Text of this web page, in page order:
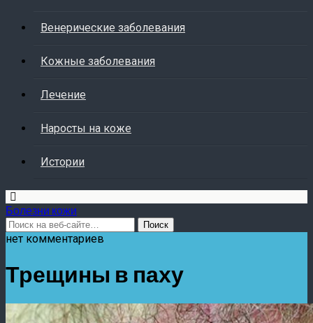
Венерические заболевания
Кожные заболевания
Лечение
Наросты на коже
Истории
Болезни кожи
нет комментариев
Трещины в паху